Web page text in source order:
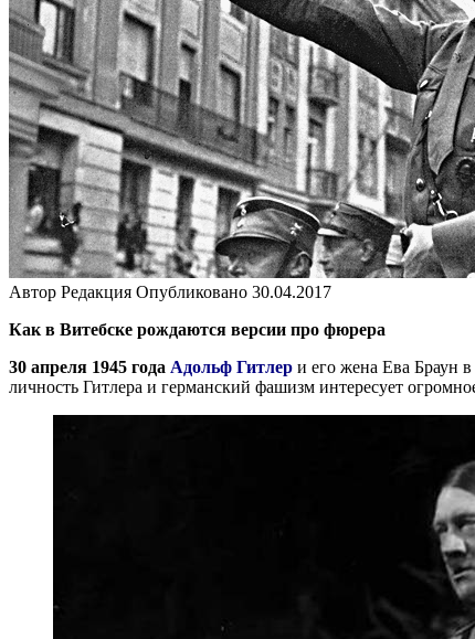
Автор Редакция Опубликовано 30.04.2017
Как в Витебске рождаются версии про фюрера
30 апреля 1945 года Адольф Гитлер и его жена Ева Браун
личность Гитлера и германский фашизм интересует